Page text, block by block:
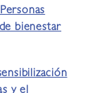
bienestar